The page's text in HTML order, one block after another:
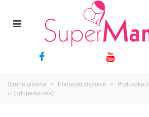
Strona główna > Poduszki ciążowe >
Poduszka
U (ortopedyczna)